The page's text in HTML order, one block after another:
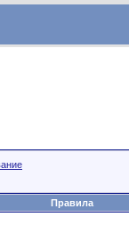
Правила